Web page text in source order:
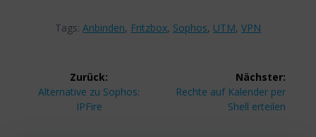
Tags: Anbinden, Fritzbox, Sophos, UTM, VPN
Beitragsnavigation
Zurück:
Vorheriger
Alternative zu Sophos:
IPFire
Nächster:
Nächster
Rechte auf Kalender per
Shell erteilen